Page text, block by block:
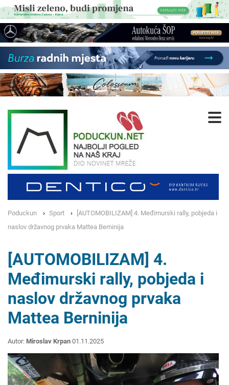
Poduckun Sport
[AUTOMOBILIZAM] 4. Međimurski rally, pobjeda i
naslov državnog prvaka Mattea Berninija
[AUTOMOBILIZAM] 4.
Međimurski rally, pobjeda i
naslov državnog prvaka
Mattea Berninija
Autor: Miroslav Krpan 01.11.2025